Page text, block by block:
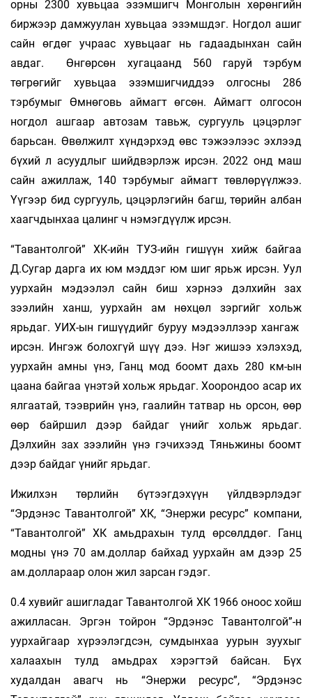
орны 2300 хувьцаа эзэмшигч Монголын хөрөнгийн
биржээр дамжуулан хувьцаа эзэмшдэг. Ногдол ашиг
сайн өгдөг учраас хувьцааг нь гадаадынхан сайн
авдаг. Өнгөрсөн хугацаанд 560 гаруй тэрбум
төгрөгийг хувьцаа эзэмшигчиддээ олгосны 286
тэрбумыг Өмнөговь аймагт өгсөн. Аймагт олгосон
ногдол ашгаар автозам тавьж, сургууль цэцэрлэг
барьсан. Өвөлжилт хүндэрхэд өвс тэжээлээс эхлээд
бүхий л асуудлыг шийдвэрлэж ирсэн. 2022 онд маш
сайн ажиллаж, 140 тэрбумыг аймагт төвлөрүүлжээ.
Үүгээр бид сургууль, цэцэрлэгийн багш, төрийн албан
хаагчдынхаа цалинг ч нэмэгдүүлж ирсэн.
“Тавантолгой” ХК-ийн ТУЗ-ийн гишүүн хийж байгаа
Д.Сугар дарга их юм мэддэг юм шиг ярьж ирсэн. Уул
уурхайн мэдээлэл сайн биш хэрнээ дэлхийн зах
зээлийн ханш, уурхайн ам нөхцөл зэргийг хольж
ярьдаг. УИХ-ын гишүүдийг буруу мэдээллээр хангаж
ирсэн. Ингэж болохгүй шүү дээ. Нэг жишээ хэлэхэд,
уурхайн амны үнэ, Ганц мод боомт дахь 280 км-ын
цаана байгаа үнэтэй хольж ярьдаг. Хоорондоо асар их
ялгаатай, тээврийн үнэ, гаалийн татвар нь орсон, өөр
өөр байршил дээр байдаг үнийг хольж ярьдаг.
Дэлхийн зах зээлийн үнэ гэчихээд Тяньжины боомт
дээр байдаг үнийг ярьдаг.
Ижилхэн төрлийн бүтээгдэхүүн үйлдвэрлэдэг
“Эрдэнэс Тавантолгой” ХК, “Энержи ресурс” компани,
“Тавантолгой” ХК амьдрахын тулд өрсөлддөг. Ганц
модны үнэ 70 ам.доллар байхад уурхайн ам дээр 25
ам.доллараар олон жил зарсан гэдэг.
0.4 хувийг ашигладаг Тавантолгой ХК 1966 оноос хойш
ажилласан. Эргэн тойрон “Эрдэнэс Тавантолгой”-н
уурхайгаар хүрээлэгдсэн, сумдынхаа уурын зуухыг
халаахын тулд амьдрах хэрэгтэй байсан. Бүх
худалдан авагч нь “Энержи ресурс”, “Эрдэнэс